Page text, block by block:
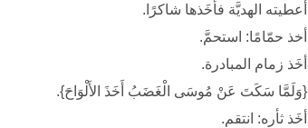
أعطيته الهديَّة فأخَذها شاكرًا.
أخذ حمّامًا: استحمَّ.
أخَذ زمام المبادرة.
{وَلَمَّا سَكَتَ عَنْ مُوسَى الْغَضَبُ أَخَذَ الأَلْوَاحَ}.
أخَذ ثأره: انتقم.